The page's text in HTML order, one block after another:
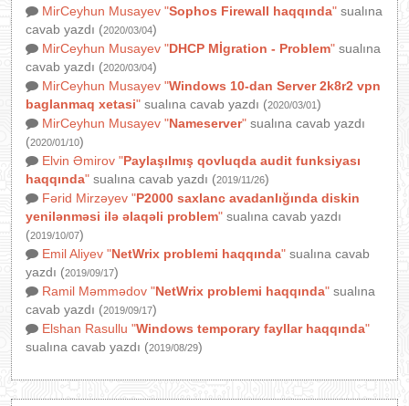
MirCeyhun Musayev "Sophos Firewall haqqında" sualına
cavab yazdı (2020/03/04)
MirCeyhun Musayev "DHCP Mİgration - Problem" sualına
cavab yazdı (2020/03/04)
MirCeyhun Musayev "Windows 10-dan Server 2k8r2 vpn
baglanmaq xetasi" sualına cavab yazdı (2020/03/01)
MirCeyhun Musayev "Nameserver" sualına cavab yazdı
(2020/01/10)
Elvin Əmirov "Paylaşılmış qovluqda audit funksiyası
haqqında" sualına cavab yazdı (2019/11/26)
Fərid Mirzəyev "P2000 saxlanc avadanlığında diskin
yenilənməsi ilə əlaqəli problem" sualına cavab yazdı
(2019/10/07)
Emil Aliyev "NetWrix problemi haqqında" sualına cavab
yazdı (2019/09/17)
Ramil Məmmədov "NetWrix problemi haqqında" sualına
cavab yazdı (2019/09/17)
Elshan Rasullu "Windows temporary fayllar haqqında"
sualına cavab yazdı (2019/08/29)